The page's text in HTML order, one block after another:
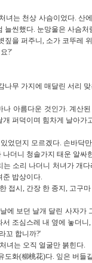
녀는 천상 사슴이었다. 산
늘씬했다. 눈망울은 사슴처
짚을 퍼주니, 소가 코뚜레
?'
나무 가지에 매달린 서리
나 아름다운 것인가. 계산
개 퍼덕이며 힘차게 날아가
었던지 모르겠다. 손바닥
나더니 청솔가지 태운 알싸
는 소리 나더니 처녀가 개
준 밥상이다.
접시, 간장 한 종지, 고구
에 보던 날개 달린 사자가
서 조심스레 내 옆에 놓더
꼬 합니까?'
녀는 오직 얼굴만 붉힌다.
도화(柳桃花)다. 잎은 버들